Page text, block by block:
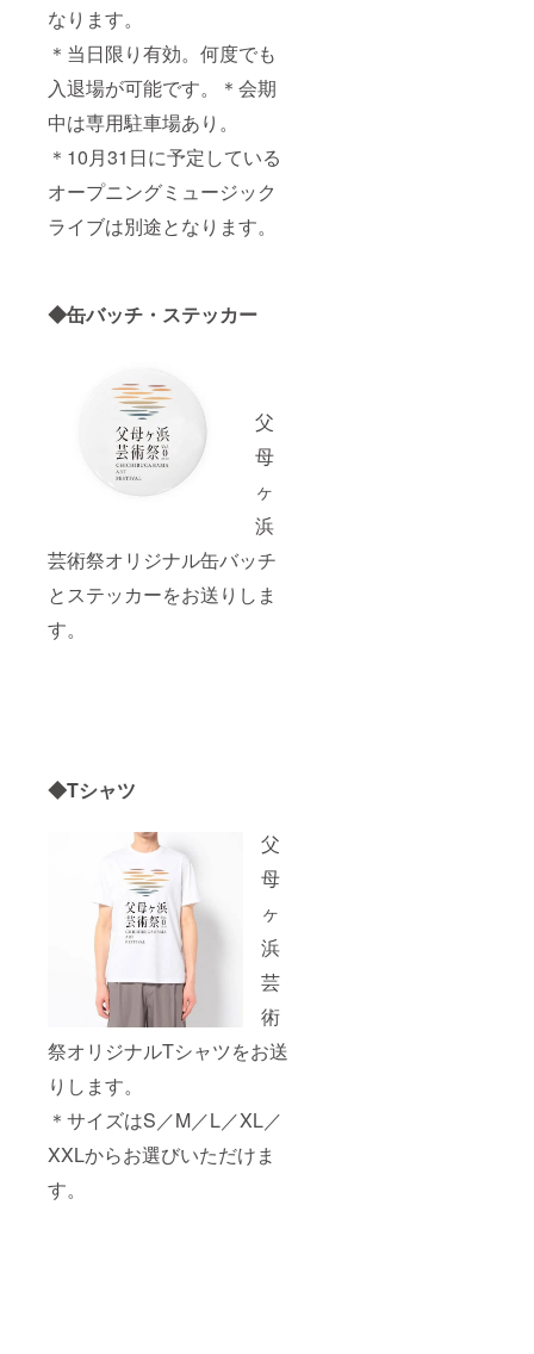
なります。
＊当日限り有効。何度でも
入退場が可能です。＊会期
中は専用駐車場あり。
＊10月31日に予定している
オープニングミュージック
ライブは別途となります。
◆缶バッチ・ステッカー
父
母
ヶ
浜
芸術祭オリジナル缶バッチ
とステッカーをお送りしま
す。
◆Tシャツ
父
母
ヶ
浜
芸
術
祭オリジナルTシャツをお送
りします。
＊サイズはS／M／L／XL／
XXLからお選びいただけま
す。